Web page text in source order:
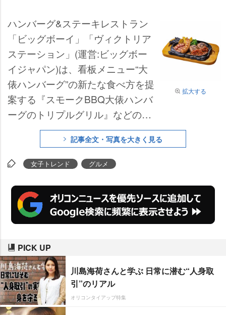
拡大する
ハンバーグ&ステーキレストラン
「ビッグボーイ」「ヴィクトリア
ステーション」(運営:ビッグボー
イジャパン)は、看板メニュー“大
俵ハンバーグ”の新たな食べ方を提
案する『スモークBBQ大俵ハンバ
ーグのトリプルグリル』などの販
売を開始した。
記事全文・写真を大きく見る
女子トレンド グルメ
PICK UP
川島海荷さんと学ぶ 日常に潜む“人身取
引”のリアル
オリコンタイアップ特集